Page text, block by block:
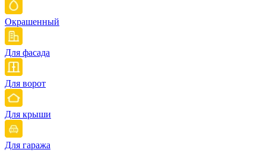
Окрашенный
Для фасада
Для ворот
Для крыши
Для гаража